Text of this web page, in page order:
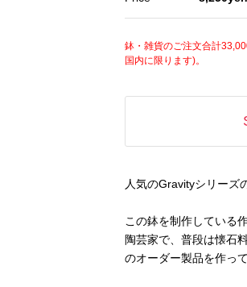
鉢・雑貨のご注文合計
国内に限ります)。
人気のGravityシリーズ
この鉢を制作している
陶芸家で、普段は懐石
のオーダー製品を作って